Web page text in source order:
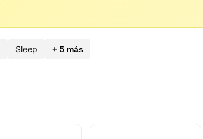
Sleep + 5 más